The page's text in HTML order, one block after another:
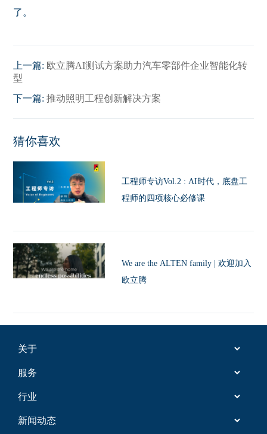
了。
上一篇: 欧立腾AI测试方案助力汽车零部件企业智能化转
型
下一篇: 推动照明工程创新解决方案
猜你喜欢
工程师专访Vol.2 : AI时代，底盘工
程师的四项核心必修课
We are the ALTEN family | 欢迎加入
欧立腾
关于
欧立腾中国
企业社会责任
服务
工程服务
信息技术服务
行业
汽车
新闻动态